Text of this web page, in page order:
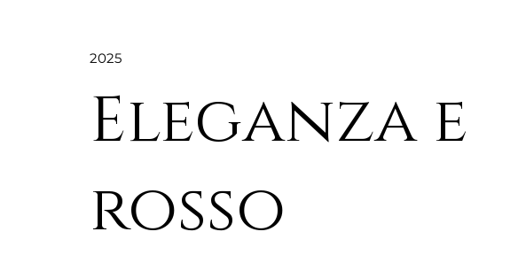
Eleganza e
rosso
2025